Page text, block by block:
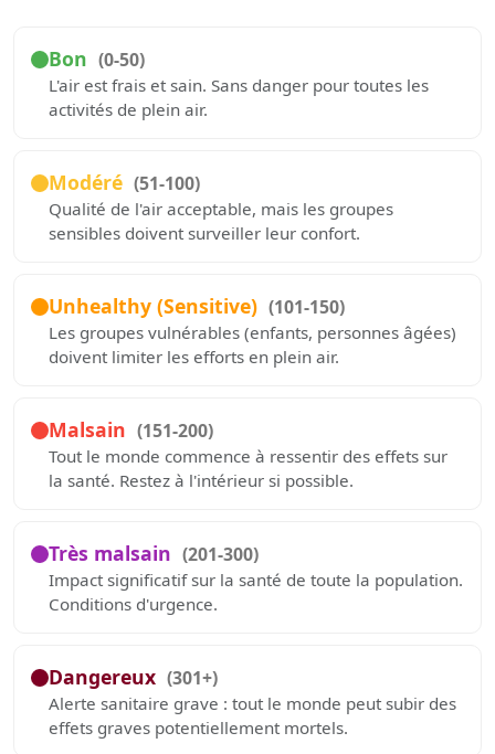
Bon (0-50)
L'air est frais et sain. Sans danger pour toutes les
activités de plein air.
Modéré (51-100)
Qualité de l'air acceptable, mais les groupes
sensibles doivent surveiller leur confort.
Unhealthy (Sensitive) (101-150)
Les groupes vulnérables (enfants, personnes âgées)
doivent limiter les efforts en plein air.
Malsain (151-200)
Tout le monde commence à ressentir des effets sur
la santé. Restez à l'intérieur si possible.
Très malsain (201-300)
Impact significatif sur la santé de toute la population.
Conditions d'urgence.
Dangereux (301+)
Alerte sanitaire grave : tout le monde peut subir des
effets graves potentiellement mortels.